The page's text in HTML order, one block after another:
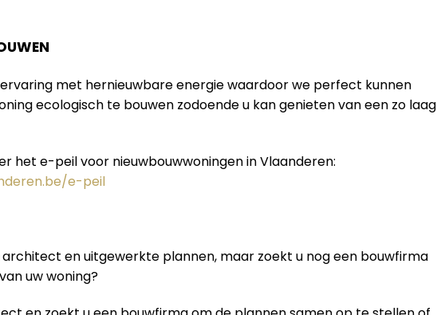
met hernieuwbare energie waardoor we perfect kunnen
ecologisch te bouwen zodoende u kan genieten van een zo laag
het e-peil voor nieuwbouwwoningen in Vlaanderen:
e-peil
architect en uitgewerkte plannen, maar zoekt u nog een bouwfirma
uw woning?